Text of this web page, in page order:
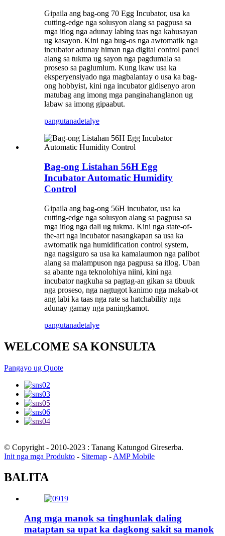
Gipaila ang bag-ong 70 Egg Incubator, usa ka
cutting-edge nga solusyon alang sa pagpusa sa
mga itlog nga adunay labing taas nga kahusayan
ug kasayon. Kini nga bug-os nga awtomatik nga
incubator adunay himan nga digital control panel
alang sa tukma ug sayon ​​nga pagdumala sa
proseso sa paglumlum. Kung ikaw usa ka
eksperyensiyado nga magbalantay o usa ka bag-
ong hobbyist, kini nga incubator gidisenyo aron
matubag ang imong mga panginahanglanon ug
labaw sa imong gipaabut.
pangutanadetalye
Bag-ong Listahan 56H Egg
Incubator Automatic Humidity
Control
Gipaila ang bag-ong 56H incubator, usa ka
cutting-edge nga solusyon alang sa pagpusa sa
mga itlog nga dali ug tukma. Kini nga state-of-
the-art nga incubator nasangkapan sa usa ka
awtomatik nga humidification control system,
nga nagsiguro sa usa ka kamalaumon nga palibot
alang sa malampuson nga pagpusa sa itlog. Uban
sa abante nga teknolohiya niini, kini nga
incubator nagkuha sa pagtag-an gikan sa tibuuk
nga proseso, nga nagtugot kanimo nga makab-ot
ang labi ka taas nga rate sa hatchability nga
adunay gamay nga paningkamot.
pangutanadetalye
WELCOME SA KONSULTA
Pangayo ug Quote
© Copyright - 2010-2023 : Tanang Katungod Gireserba.
Init nga mga Produkto - Sitemap - AMP Mobile
BALITA
Ang mga manok sa tinghunlak daling
mataptan sa upat ka dagkong sakit sa manok